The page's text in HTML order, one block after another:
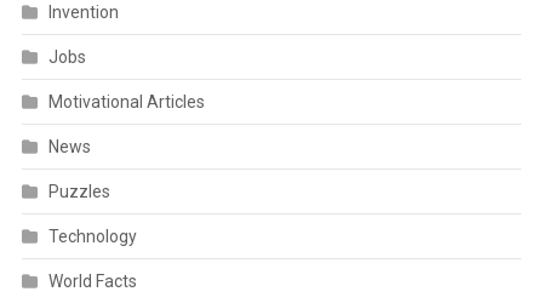
Invention
Jobs
Motivational Articles
News
Puzzles
Technology
World Facts